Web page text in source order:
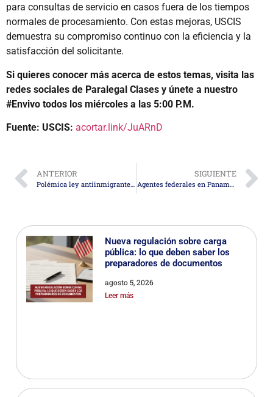
para consultas de servicio en casos fuera de los tiempos
normales de procesamiento. Con estas mejoras, USCIS
demuestra su compromiso continuo con la eficiencia y la
satisfacción del solicitante.
Si quieres conocer más acerca de estos temas, visita las
redes sociales de Paralegal Clases y únete a nuestro
#Envivo todos los miércoles a las 5:00 P.M.
Fuente: USCIS: acortar.link/JuARnD
ANTERIOR
Polémica ley antiinmigrante de Texas: debatida y a punto de ser realidad
SIGUIENTE
Agentes federales en Panamá, innovadora estrategia de Estados Unidos
Nueva regulación sobre carga
pública: lo que deben saber los
preparadores de documentos
agosto 5, 2026
Leer más